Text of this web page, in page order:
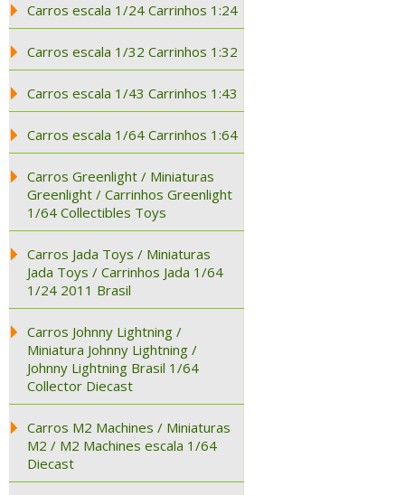
Carros escala 1/24 Carrinhos 1:24
Carros escala 1/32 Carrinhos 1:32
Carros escala 1/43 Carrinhos 1:43
Carros escala 1/64 Carrinhos 1:64
Carros Greenlight / Miniaturas
Greenlight / Carrinhos Greenlight
1/64 Collectibles Toys
Carros Jada Toys / Miniaturas
Jada Toys / Carrinhos Jada 1/64
1/24 2011 Brasil
Carros Johnny Lightning /
Miniatura Johnny Lightning /
Johnny Lightning Brasil 1/64
Collector Diecast
Carros M2 Machines / Miniaturas
M2 / M2 Machines escala 1/64
Diecast